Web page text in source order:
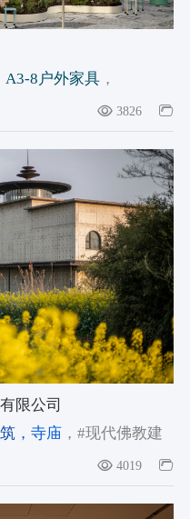
A3-8户外家具，
3826
限公司
，寺庙，#现代佛教建
4019